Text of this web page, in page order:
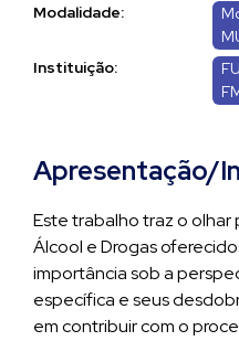
Modalidade:
Instituição:
Apresentação/
Este trabalho traz o
Álcool e Drogas
importância sob a
específica e seus
em contribuir com o